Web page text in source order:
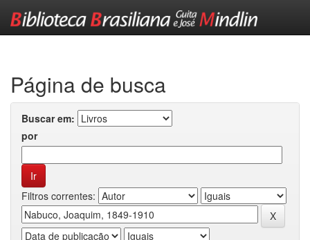
Página de busca
Buscar em:
por
Filtros correntes: